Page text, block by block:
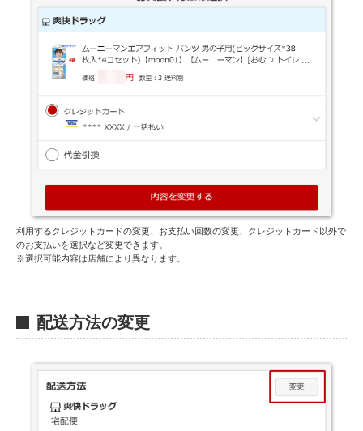
利用するクレジットカードの変更、お支払い回数の変更、クレジットカード以外で
のお支払いを選択など変更できます。
※選択可能内容は店舗により異なります。
H 配送方法の変更